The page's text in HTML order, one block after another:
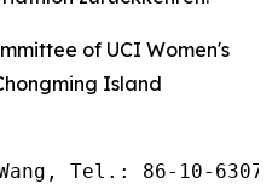
of UCI Women's
Island
Tel.: 86-10-